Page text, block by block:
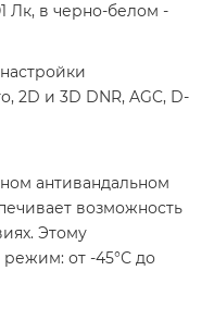
Лк, в черно-белом -
2D и 3D DNR, AGC, D-
антивандальном
возможность
Этому
от -45°С до